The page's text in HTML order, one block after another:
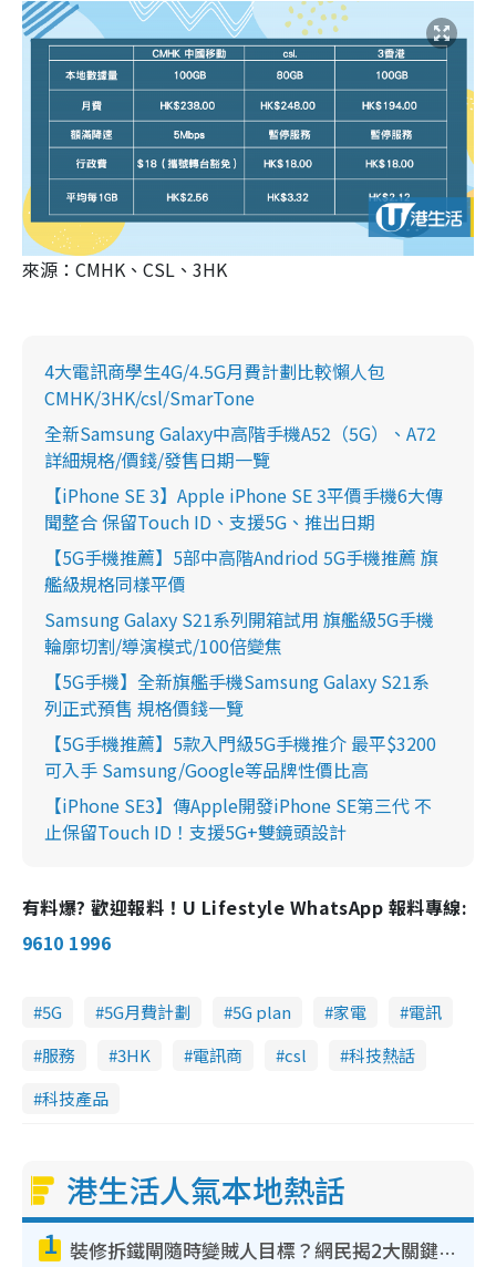
來源：CMHK、CSL、3HK
4大電訊商學生4G/4.5G月費計劃比較懶人包
CMHK/3HK/csl/SmarTone
全新Samsung Galaxy中高階手機A52（5G）、A72
詳細規格/價錢/發售日期一覽
【iPhone SE 3】Apple iPhone SE 3平價手機6大傳
聞整合 保留Touch ID、支援5G、推出日期
【5G手機推薦】5部中高階Andriod 5G手機推薦 旗
艦級規格同樣平價
Samsung Galaxy S21系列開箱試用 旗艦級5G手機
輪廓切割/導演模式/100倍變焦
【5G手機】全新旗艦手機Samsung Galaxy S21系
列正式預售 規格價錢一覽
【5G手機推薦】5款入門級5G手機推介 最平$3200
可入手 Samsung/Google等品牌性價比高
【iPhone SE3】傳Apple開發iPhone SE第三代 不
止保留Touch ID！支援5G+雙鏡頭設計
有料爆? 歡迎報料！U Lifestyle WhatsApp 報料專線:
9610 1996
5G 5G月費計劃 5G plan 家電
電訊
服務
3HK 電訊商 csl
科技熱話
科技產品
港生活人氣本地熱話
1 裝修拆鐵閘隨時變賊人目標？網民揭2大關鍵用途：裝新式等於白裝？附新舊鐵閘分別